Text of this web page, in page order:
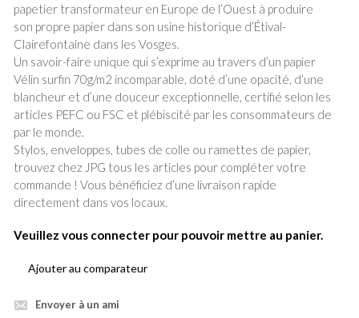
papetier transformateur en Europe de l’Ouest à produire
son propre papier dans son usine historique d’Étival-
Clairefontaine dans les Vosges.
Un savoir-faire unique qui s’exprime au travers d’un papier
Vélin surfin 70g/m2 incomparable, doté d’une opacité, d’une
blancheur et d’une douceur exceptionnelle, certifié selon les
articles PEFC ou FSC et plébiscité par les consommateurs de
par le monde.
Stylos, enveloppes, tubes de colle ou ramettes de papier,
trouvez chez JPG tous les articles pour compléter votre
commande ! Vous bénéficiez d’une livraison rapide
directement dans vos locaux.
Veuillez vous connecter pour pouvoir mettre au panier.
Ajouter au comparateur
Envoyer à un ami